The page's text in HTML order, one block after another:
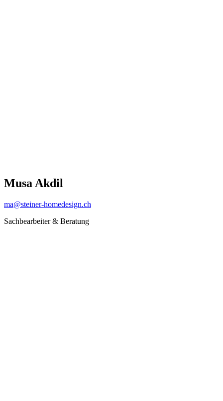
Musa Akdil
ma@steiner-homedesign.ch
Sachbearbeiter & Beratung